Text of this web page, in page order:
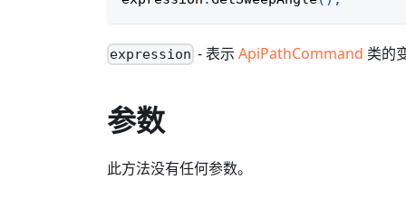
expression - 表示ApiPathCommand 类的
参数
此方法没有任何参数。